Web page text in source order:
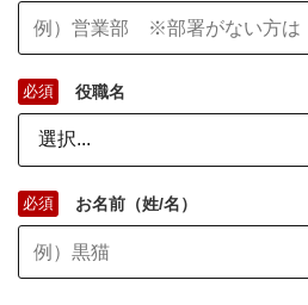
必須 役職名
必須 お名前（姓/名）